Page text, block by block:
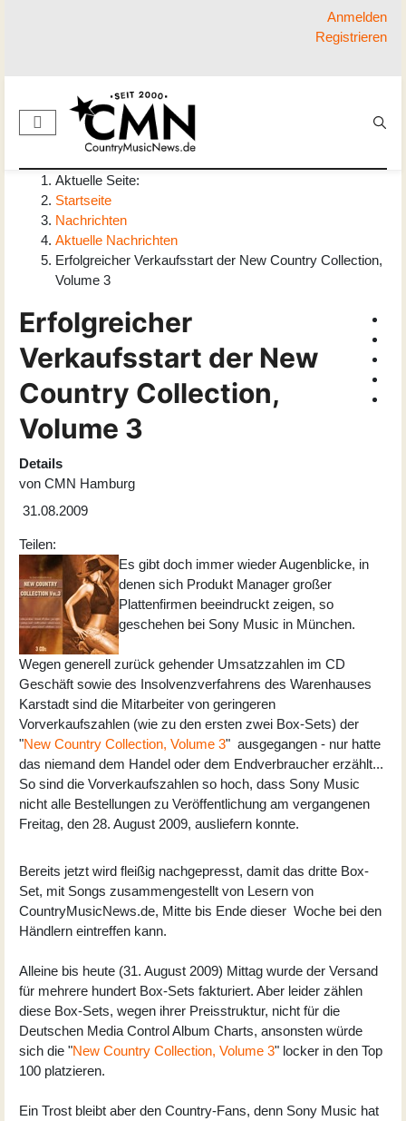
Anmelden
Registrieren
Aktuelle Seite:
Startseite
Nachrichten
Aktuelle Nachrichten
Erfolgreicher Verkaufsstart der New Country Collection,
Volume 3
Erfolgreicher
Verkaufsstart der New
Country Collection,
Volume 3
Details
von CMN Hamburg
31.08.2009
Teilen:
Es gibt doch immer wieder Augenblicke, in
denen sich Produkt Manager großer
Plattenfirmen beeindruckt zeigen, so
geschehen bei Sony Music in München.
Wegen generell zurück gehender Umsatzzahlen im CD
Geschäft sowie des Insolvenzverfahrens des Warenhauses
Karstadt sind die Mitarbeiter von geringeren
Vorverkaufszahlen (wie zu den ersten zwei Box-Sets) der
"New Country Collection, Volume 3" ausgegangen - nur hatte
das niemand dem Handel oder dem Endverbraucher erzählt...
So sind die Vorverkaufszahlen so hoch, dass Sony Music
nicht alle Bestellungen zu Veröffentlichung am vergangenen
Freitag, den 28. August 2009, ausliefern konnte.
Bereits jetzt wird fleißig nachgepresst, damit das dritte Box-
Set, mit Songs zusammengestellt von Lesern von
CountryMusicNews.de, Mitte bis Ende dieser Woche bei den
Händlern eintreffen kann.
Alleine bis heute (31. August 2009) Mittag wurde der Versand
für mehrere hundert Box-Sets fakturiert. Aber leider zählen
diese Box-Sets, wegen ihrer Preisstruktur, nicht für die
Deutschen Media Control Album Charts, ansonsten würde
sich die "New Country Collection, Volume 3" locker in den Top
100 platzieren.
Ein Trost bleibt aber den Country-Fans, denn Sony Music hat